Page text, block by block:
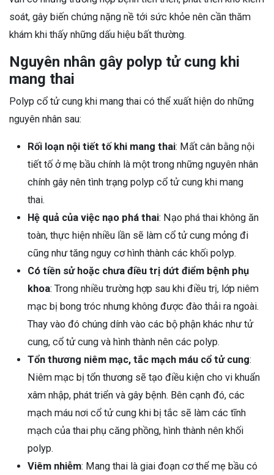
soát, gây biến chứng nặng nề tới sức khỏe nên cần thăm
khám khi thấy những dấu hiệu bất thường.
Nguyên nhân gây polyp tử cung khi
mang thai
Polyp cổ tử cung khi mang thai có thể xuất hiện do những
nguyên nhân sau:
Rối loạn nội tiết tố khi mang thai: Mất cân bằng nội
tiết tố ở mẹ bầu chính là một trong những nguyên nhân
chính gây nên tình trạng polyp cổ tử cung khi mang
thai.
Hệ quả của việc nạo phá thai: Nạo phá thai không ăn
toàn, thực hiện nhiều lần sẽ làm cổ tử cung mỏng đi
cũng như tăng nguy cơ hình thành các khối polyp.
Có tiền sử hoặc chưa điều trị dứt điểm bệnh phụ
khoa: Trong nhiều trường hợp sau khi điều trị, lớp niêm
mạc bị bong tróc nhưng không được đào thải ra ngoài.
Thay vào đó chúng dính vào các bộ phận khác như tử
cung, cổ tử cung và hình thành nên các polyp.
Tổn thương niêm mạc, tắc mạch máu cổ tử cung:
Niêm mạc bị tổn thương sẽ tạo điều kiện cho vi khuẩn
xâm nhập, phát triển và gây bệnh. Bên cạnh đó, các
mạch máu nơi cổ tử cung khi bị tắc sẽ làm các tĩnh
mạch của thai phụ căng phồng, hình thành nên khối
polyp.
Viêm nhiễm: Mang thai là giai đoạn cơ thể mẹ bầu có